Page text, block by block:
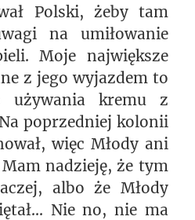
Polski, żeby tam
na umiłowanie
Moje największe
z jego wyjazdem to
używania kremu z
poprzedniej kolonii
więc Młody ani
nadzieję, że tym
albo że Młody
Nie no, nie ma